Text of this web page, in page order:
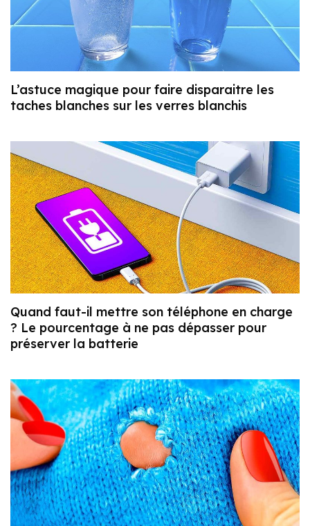
L’astuce magique pour faire disparaitre les
taches blanches sur les verres blanchis
Quand faut-il mettre son téléphone en charge
? Le pourcentage à ne pas dépasser pour
préserver la batterie